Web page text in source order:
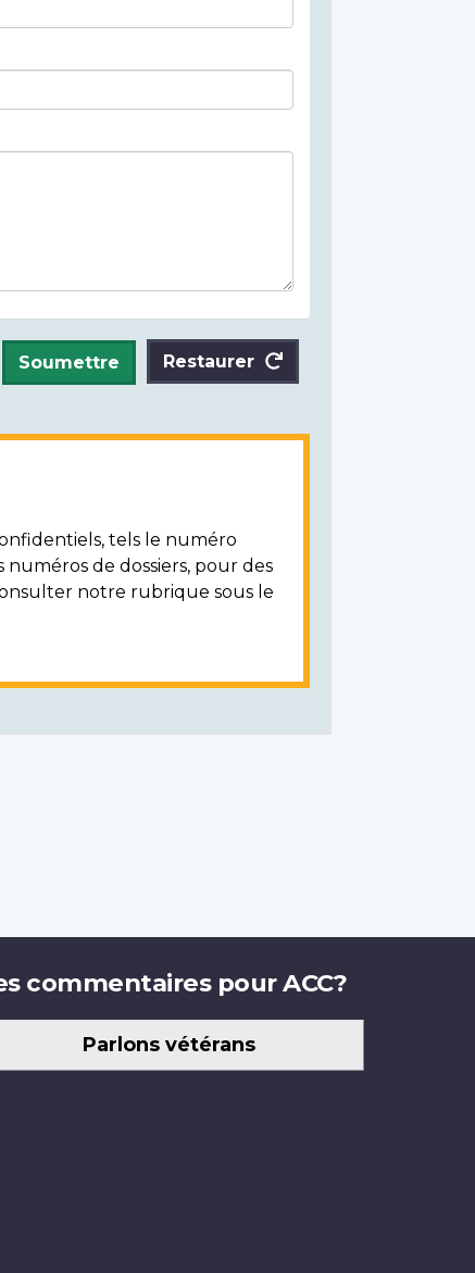
Soumettre Restaurer
tels le numéro
numéros de dossiers, pour des
notre rubrique sous le
commentaires pour ACC?
Parlons vétérans